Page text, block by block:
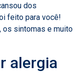
dos
feito para você!
os sintomas e muito
alergia